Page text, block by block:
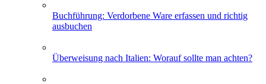
Buchführung: Verdorbene Ware erfassen und richtig
ausbuchen
Überweisung nach Italien: Worauf sollte man achten?